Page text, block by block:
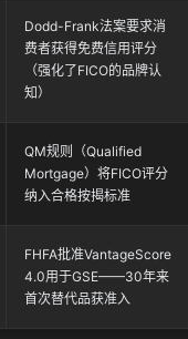
Dodd-Frank法案要求消
费者获得免费信用评分
（强化了FICO的品牌认
知）
QM规则（Qualified
Mortgage）将FICO评分
纳入合格按揭标准
FHFA批准VantageScore
4.0用于GSE——30年来
首次替代品获准入